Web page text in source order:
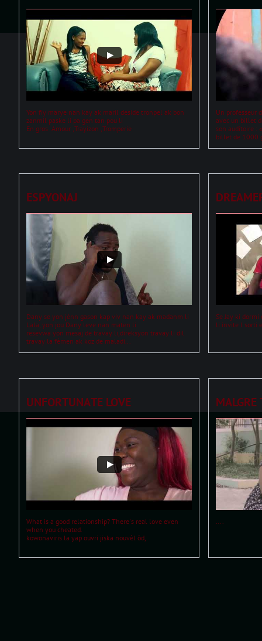
Yon fiy marye nan kay ak maril deside tronpel ak bon
zanmil paske li pa gen tan pou li
En gros  Amour ,Trayizon ,Tromperie
Un professeur
avec un billet
son auditoire :
billet de 1000
ESPYONAJ
Dany se yon jènn gason kap viv nan kay ak madanm li
Lala, yon jou Dany leve nan maten li
resevwa yon mesaj de travay li,direksyon travay li dil
travay la fèmen ak koz de maladi...
Se Jay ki
li invite l sorti
UNFORTUNATE LOVE
What is a good relationship? There's real love even
when you cheated.
kowonaviris la yap ouvri jiska nouvèl òd,
MALGRE
....